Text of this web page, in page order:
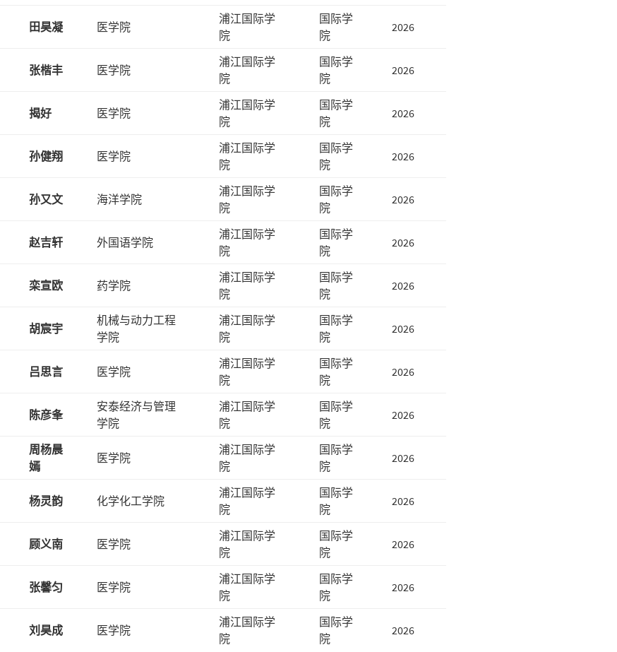
田昊凝 医学院
浦江国际学
院
国际学
院
2026
张楷丰 医学院
浦江国际学
院
国际学
院
2026
揭好 医学院
浦江国际学
院
国际学
院
2026
孙健翔 医学院
浦江国际学
院
国际学
院
2026
孙又文 海洋学院
浦江国际学
院
国际学
院
2026
赵吉轩 外国语学院
浦江国际学
院
国际学
院
2026
栾宣欧 药学院
浦江国际学
院
国际学
院
2026
胡宸宇
机械与动力工程
学院
浦江国际学
院
国际学
院
2026
吕思言 医学院
浦江国际学
院
国际学
院
2026
陈彦夆
安泰经济与管理
学院
浦江国际学
院
国际学
院
2026
周杨晨
嫣
医学院
浦江国际学
院
国际学
院
2026
杨灵韵 化学化工学院
浦江国际学
院
国际学
院
2026
顾义南 医学院
浦江国际学
院
国际学
院
2026
张馨匀 医学院
浦江国际学
院
国际学
院
2026
刘昊成 医学院
浦江国际学
院
国际学
院
2026